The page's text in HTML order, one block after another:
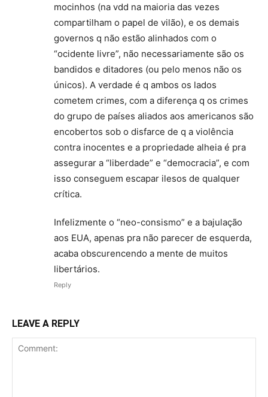
mocinhos (na vdd na maioria das vezes
compartilham o papel de vilão), e os demais
governos q não estão alinhados com o
“ocidente livre”, não necessariamente são os
bandidos e ditadores (ou pelo menos não os
únicos). A verdade é q ambos os lados
cometem crimes, com a diferença q os crimes
do grupo de países aliados aos americanos são
encobertos sob o disfarce de q a violência
contra inocentes e a propriedade alheia é pra
assegurar a “liberdade” e “democracia”, e com
isso conseguem escapar ilesos de qualquer
crítica.
Infelizmente o “neo-consismo” e a bajulação
aos EUA, apenas pra não parecer de esquerda,
acaba obscurencendo a mente de muitos
libertários.
Reply
LEAVE A REPLY